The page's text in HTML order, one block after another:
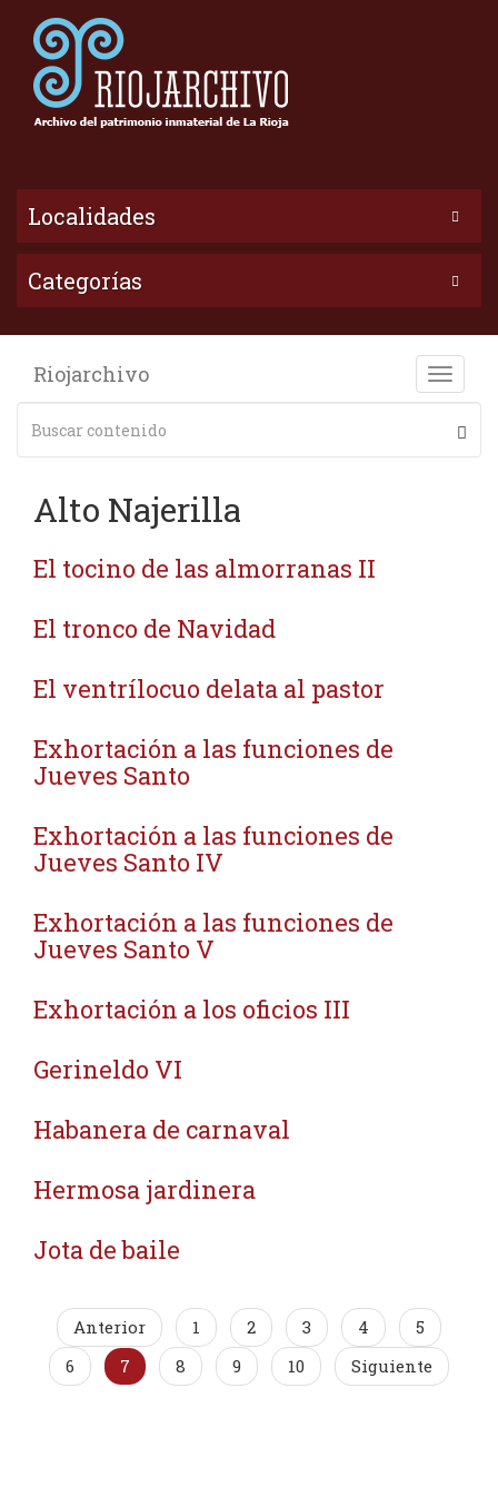
Localidades
Categorías
Toggle
Riojarchivo
Alto Najerilla
El tocino de las almorranas II
El tronco de Navidad
El ventrílocuo delata al pastor
Exhortación a las funciones de
Jueves Santo
Exhortación a las funciones de
Jueves Santo IV
Exhortación a las funciones de
Jueves Santo V
Exhortación a los oficios III
Gerineldo VI
Habanera de carnaval
Hermosa jardinera
Jota de baile
Anterior 1 2 3 4
5
6
7 8 9 10 Siguiente